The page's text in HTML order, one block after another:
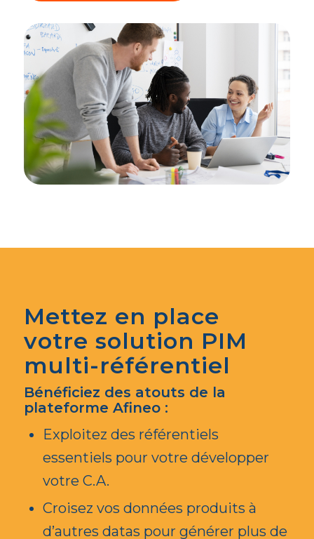
Mettez en place
votre solution PIM
multi-référentiel
Bénéficiez des atouts de la
plateforme Afineo :
Exploitez des référentiels
essentiels pour votre développer
votre C.A.
Croisez vos données produits à
d’autres datas pour générer plus de